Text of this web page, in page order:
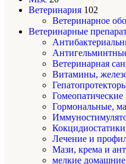
Ветеринария 102
Ветеринарное
Ветеринарные
Ветеринарная
Витамины,
Гормональные,
Кокцидиостатики
Лечение и
Мази, крема и
мелкие